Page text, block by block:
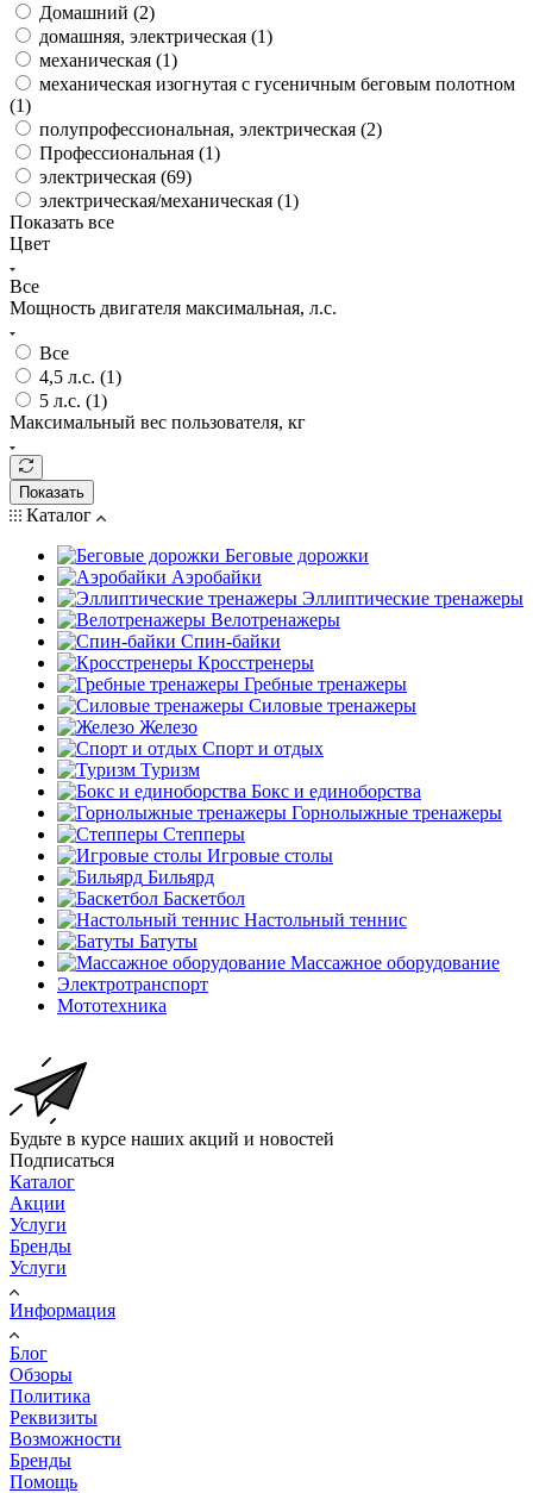
Домашний (2)
домашняя, электрическая (1)
механическая (1)
механическая изогнутая с гусеничным беговым полотном
(1)
полупрофессиональная, электрическая (2)
Профессиональная (1)
электрическая (69)
электрическая/механическая (1)
Показать все
Цвет
Все
Мощность двигателя максимальная, л.с.
Все
4,5 л.с. (1)
5 л.с. (1)
Максимальный вес пользователя, кг
Показать
Каталог
Беговые дорожки
Аэробайки
Эллиптические тренажеры
Велотренажеры
Спин-байки
Кросстренеры
Гребные тренажеры
Силовые тренажеры
Железо
Спорт и отдых
Туризм
Бокс и единоборства
Горнолыжные тренажеры
Степперы
Игровые столы
Бильярд
Баскетбол
Настольный теннис
Батуты
Массажное оборудование
Электротранспорт
Мототехника
Будьте в курсе наших акций и новостей
Подписаться
Каталог
Акции
Услуги
Бренды
Услуги
Информация
Блог
Обзоры
Политика
Реквизиты
Возможности
Бренды
Помощь